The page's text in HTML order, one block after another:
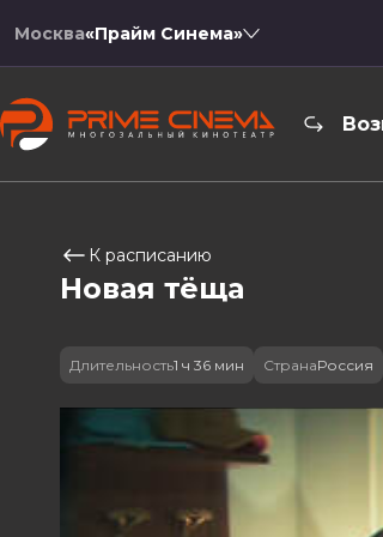
Москва«Прайм Синема»
К расписанию
Новая тёща
Длительность1 ч 36 мин СтранаРоссия